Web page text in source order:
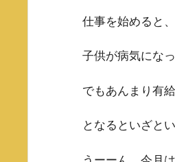
仕事を始めると
子供が病気にな
でもあんまり有
となるといざと